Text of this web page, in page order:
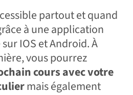
partout et quand
à une application
IOS et Android. À
vous pourrez
cours avec votre
mais également